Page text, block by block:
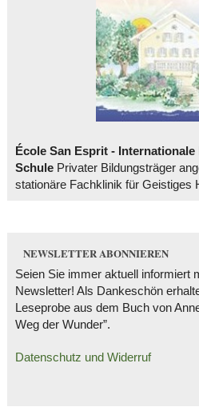
École San Esprit -
SchulePrivater Bildungsträger
stationäre Fachklinik für Geistiges
NEWSLETTER ABONNIEREN
Seien Sie immer aktuell informiert
Newsletter! Als Dankeschön
Leseprobe aus dem Buch von
Weg der Wunder”.
Datenschutz und Widerruf